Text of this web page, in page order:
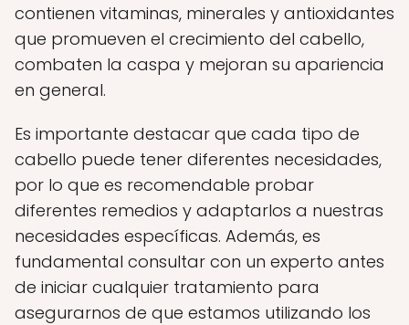
contienen vitaminas, minerales y antioxidantes
que promueven el crecimiento del cabello,
combaten la caspa y mejoran su apariencia
en general.
Es importante destacar que cada tipo de
cabello puede tener diferentes necesidades,
por lo que es recomendable probar
diferentes remedios y adaptarlos a nuestras
necesidades específicas. Además, es
fundamental consultar con un experto antes
de iniciar cualquier tratamiento para
asegurarnos de que estamos utilizando los